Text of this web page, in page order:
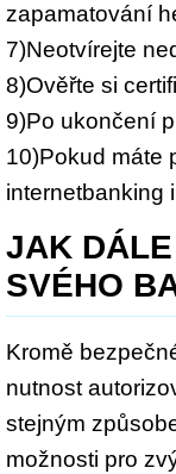
zapamatování
7)Neotvírejte
8)Ověřte si
9)Po ukončení
10)Pokud máte
internetbanking
JAK
SVÉHO
Kromě
nutnost
stejným
možnosti pro